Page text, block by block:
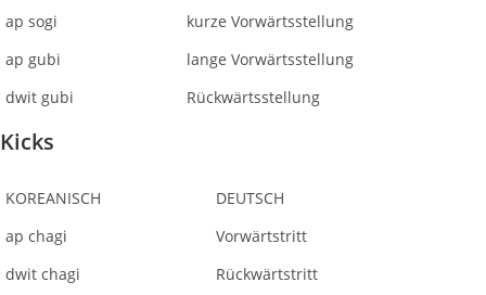
ap sogi
kurze Vorwärtsstellung
ap gubi
lange Vorwärtsstellung
dwit gubi
Rückwärtsstellung
Kicks
KOREANISCH
DEUTSCH
ap chagi
Vorwärtstritt
dwit chagi
Rückwärtstritt